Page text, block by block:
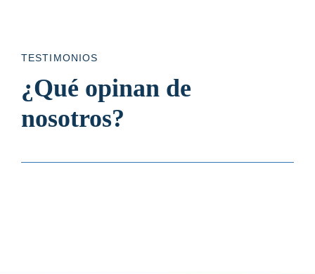
TESTIMONIOS
¿Qué opinan de
nosotros?